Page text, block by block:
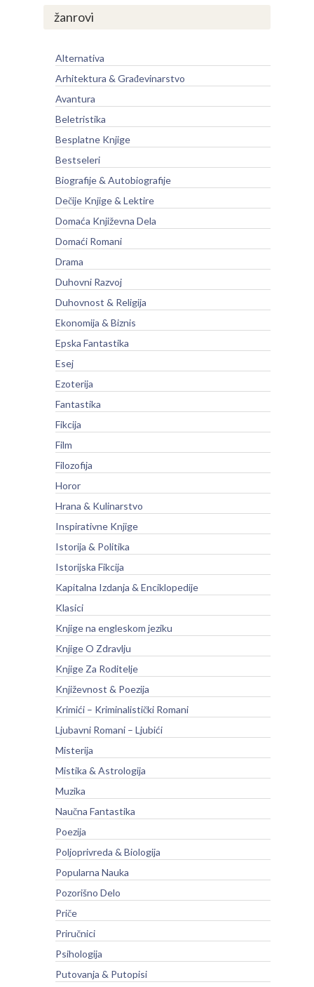
žanrovi
Alternativa
Arhitektura & Građevinarstvo
Avantura
Beletristika
Besplatne Knjige
Bestseleri
Biografije & Autobiografije
Dečije Knjige & Lektire
Domaća Književna Dela
Domaći Romani
Drama
Duhovni Razvoj
Duhovnost & Religija
Ekonomija & Biznis
Epska Fantastika
Esej
Ezoterija
Fantastika
Fikcija
Film
Filozofija
Horor
Hrana & Kulinarstvo
Inspirativne Knjige
Istorija & Politika
Istorijska Fikcija
Kapitalna Izdanja & Enciklopedije
Klasici
Knjige na engleskom jeziku
Knjige O Zdravlju
Knjige Za Roditelje
Književnost & Poezija
Krimići – Kriminalistički Romani
Ljubavni Romani – Ljubići
Misterija
Mistika & Astrologija
Muzika
Naučna Fantastika
Poezija
Poljoprivreda & Biologija
Popularna Nauka
Pozorišno Delo
Priče
Priručnici
Psihologija
Putovanja & Putopisi